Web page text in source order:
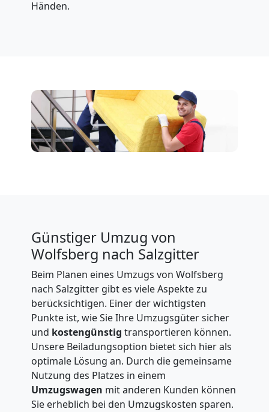
Händen.
Günstiger Umzug von
Wolfsberg nach Salzgitter
Beim Planen eines Umzugs von Wolfsberg
nach Salzgitter gibt es viele Aspekte zu
berücksichtigen. Einer der wichtigsten
Punkte ist, wie Sie Ihre Umzugsgüter sicher
und kostengünstig transportieren können.
Unsere Beiladungsoption bietet sich hier als
optimale Lösung an. Durch die gemeinsame
Nutzung des Platzes in einem
Umzugswagen mit anderen Kunden können
Sie erheblich bei den Umzugskosten sparen.